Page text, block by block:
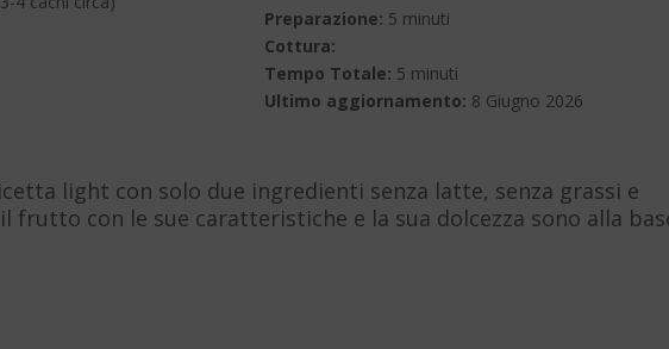
Preparazione: 5 minuti
Cottura:
Tempo Totale: 5 minuti
Ultimo aggiornamento: 8 Giugno 2026
light con solo due ingredienti senza latte, senza grassi e
frutto con le sue caratteristiche e la sua dolcezza sono alla